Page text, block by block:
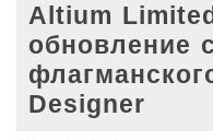
Altium
обновление
Designer